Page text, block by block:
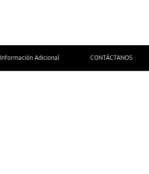
Información Adicional CONTÁCTANOS